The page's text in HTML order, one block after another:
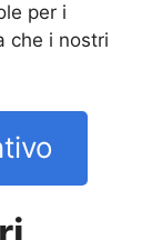
per i
che i nostri